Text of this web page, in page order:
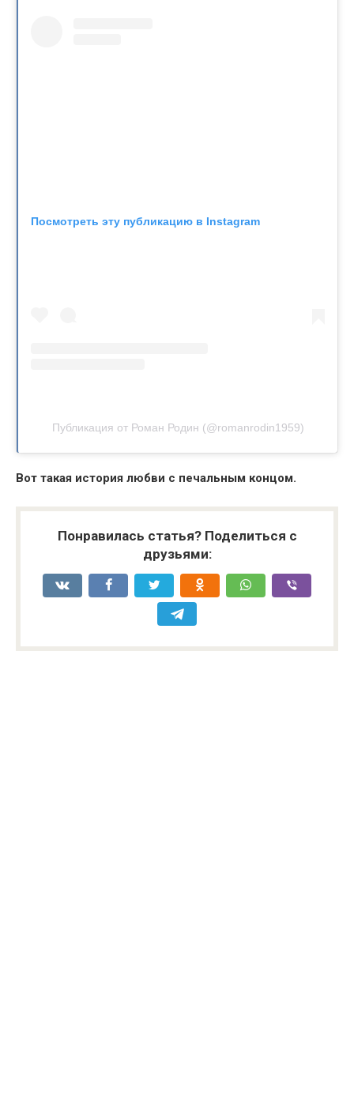
Посмотреть эту публикацию в Instagram
Публикация от Роман Родин (@romanrodin1959)
Вот такая история любви с печальным концом.
Понравилась статья? Поделиться с
друзьями: